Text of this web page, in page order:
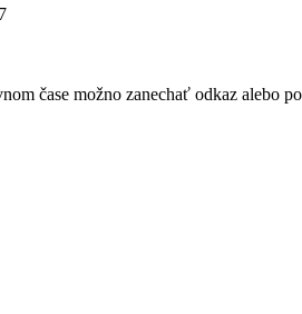
čase možno zanechať odkaz alebo